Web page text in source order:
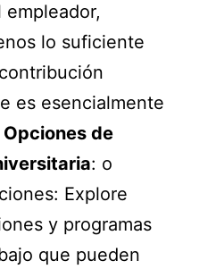
lo suficiente
es esencialmente
Opciones de
: o
Explore
y programas
que pueden